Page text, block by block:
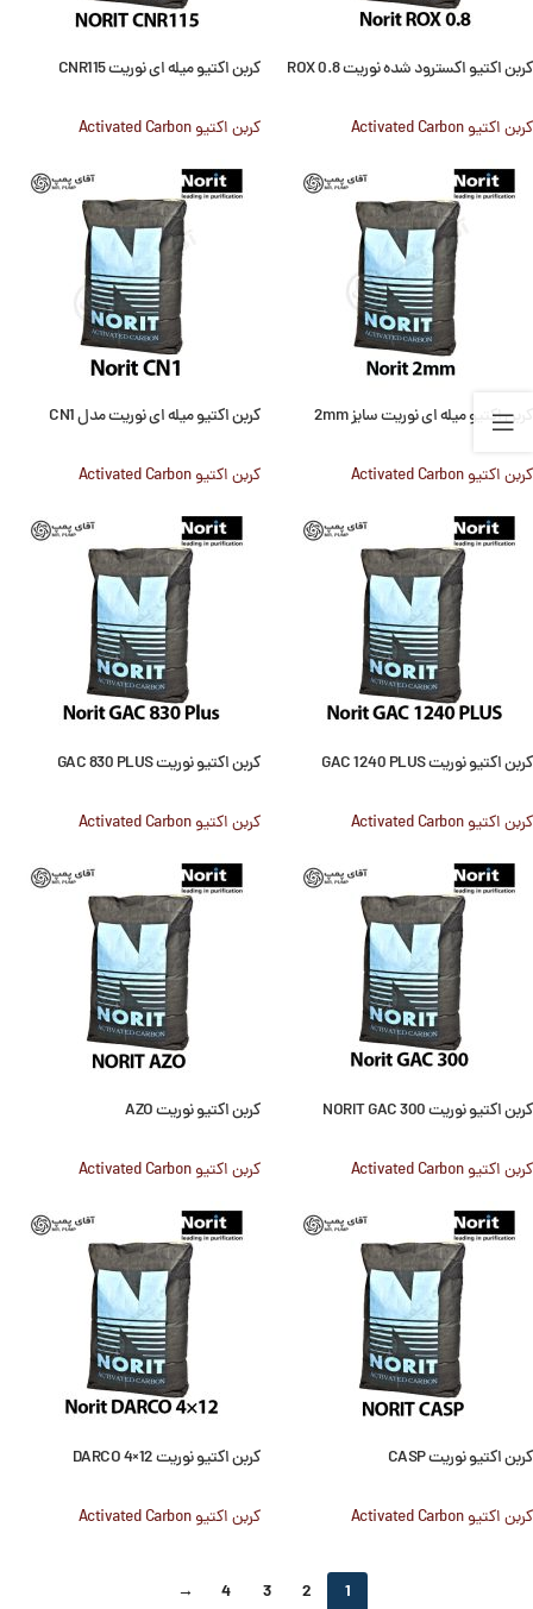
کربن اکتیو اکسترود شده نوریت ROX 0.8
کربن اکتیو Activated Carbon
کربن اکتیو میله ای نوریت CNR115
کربن اکتیو Activated Carbon
کربن اکتیو میله ای نوریت سایز 2mm
کربن اکتیو Activated Carbon
کربن اکتیو میله ای نوریت مدل CN1
کربن اکتیو Activated Carbon
کربن اکتیو نوریت GAC 1240 PLUS
کربن اکتیو Activated Carbon
کربن اکتیو نوریت GAC 830 PLUS
کربن اکتیو Activated Carbon
کربن اکتیو نوریت NORIT GAC 300
کربن اکتیو Activated Carbon
کربن اکتیو نوریت AZO
کربن اکتیو Activated Carbon
کربن اکتیو نوریت CASP
کربن اکتیو Activated Carbon
کربن اکتیو نوریت DARCO 4×12
کربن اکتیو Activated Carbon
1
2
3
4
→